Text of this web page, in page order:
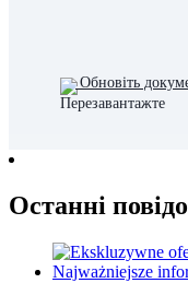
Обновіть
Останні